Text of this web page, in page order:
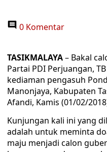
0 Komentar
TASIKMALAYA– Bakal
Partai PDI Perjuangan,
kediaman pengasuh
Manonjaya, Kabupaten
Afandi, Kamis (01/02/
Kunjungan kali ini yang
adalah untuk meminta
maju menjadi calon